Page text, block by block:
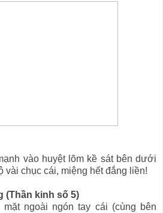
vào huyệt lõm kề sát bên dưới
vài chục cái, miệng hết đắng liền!
(Thần kinh số 5)
ngoài ngón tay cái (cùng bên